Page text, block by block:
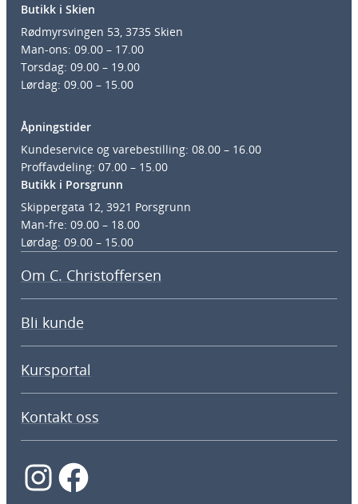
Butikk i Skien
Rødmyrsvingen 53, 3735 Skien
Man-ons: 09.00 – 17.00
Torsdag: 09.00 – 19.00
Lørdag: 09.00 – 15.00
Åpningstider
Kundeservice og varebestilling: 08.00 – 16.00
Proffavdeling: 07.00 – 15.00
Butikk i Porsgrunn
Skippergata 12, 3921 Porsgrunn
Man-fre: 09.00 – 18.00
Lørdag: 09.00 – 15.00
Om C. Christoffersen
Bli kunde
Kursportal
Kontakt oss
InstagramFacebook